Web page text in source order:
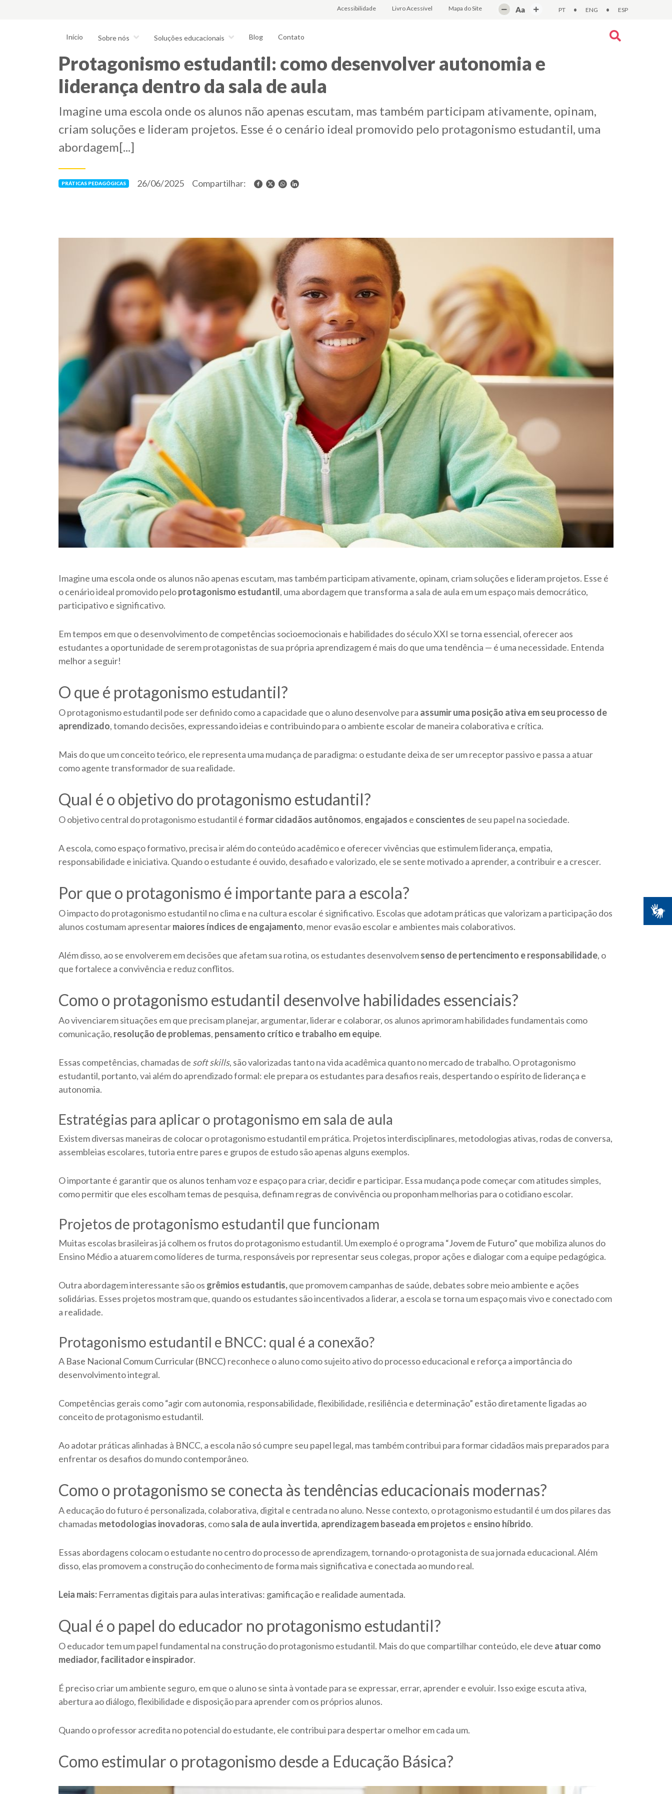
Acessibilidade Livro Acessível Mapa do Site Aa PT • ENG • ESP
Início Sobre nós Soluções educacionais Blog Contato
Protagonismo estudantil: como desenvolver autonomia e
liderança dentro da sala de aula
Imagine uma escola onde os alunos não apenas escutam, mas também participam ativamente, opinam,
criam soluções e lideram projetos. Esse é o cenário ideal promovido pelo protagonismo estudantil, uma
abordagem[...]
PRÁTICAS PEDAGÓGICAS 26/06/2025 Compartilhar:
Imagine uma escola onde os alunos não apenas escutam, mas também participam ativamente, opinam, criam soluções e lideram projetos. Esse é
o cenário ideal promovido peloprotagonismo estudantil, uma abordagem que transforma a sala de aula em um espaço mais democrático,
participativo e significativo.
Em tempos em que o desenvolvimento de competências socioemocionais e habilidades do século XXI se torna essencial, oferecer aos
estudantes a oportunidade de serem protagonistas de sua própria aprendizagem é mais do que uma tendência — é uma necessidade. Entenda
melhor a seguir!
O que é protagonismo estudantil?
O protagonismo estudantil pode ser definido como a capacidade que o aluno desenvolve para assumir uma posição ativa em seu processo de
aprendizado, tomando decisões, expressando ideias e contribuindo para o ambiente escolar de maneira colaborativa e crítica.
Mais do que um conceito teórico, ele representa uma mudança de paradigma: o estudante deixa de ser um receptor passivo e passa a atuar
como agente transformador de sua realidade.
Qual é o objetivo do protagonismo estudantil?
O objetivo central do protagonismo estudantil é formar cidadãos autônomos, engajados e conscientes de seu papel na sociedade.
A escola, como espaço formativo, precisa ir além do conteúdo acadêmico e oferecer vivências que estimulem liderança, empatia,
responsabilidade e iniciativa. Quando o estudante é ouvido, desafiado e valorizado, ele se sente motivado a aprender, a contribuir e a crescer.
Por que o protagonismo é importante para a escola?
O impacto do protagonismo estudantil no clima e na cultura escolar é significativo. Escolas que adotam práticas que valorizam a participação dos
alunos costumam apresentarmaiores índices de engajamento, menor evasão escolar e ambientes mais colaborativos.
Além disso, ao se envolverem em decisões que afetam sua rotina, os estudantes desenvolvemsenso de pertencimento e responsabilidade, o
que fortalece a convivência e reduz conflitos.
Como o protagonismo estudantil desenvolve habilidades essenciais?
Ao vivenciarem situações em que precisam planejar, argumentar, liderar e colaborar, os alunos aprimoram habilidades fundamentais como
comunicação, resolução de problemas, pensamento crítico e trabalho em equipe.
Essas competências, chamadas de soft skills, são valorizadas tanto na vida acadêmica quanto no mercado de trabalho. O protagonismo
estudantil, portanto, vai além do aprendizado formal: ele prepara os estudantes para desafios reais, despertando o espírito de liderança e
autonomia.
Estratégias para aplicar o protagonismo em sala de aula
Existem diversas maneiras de colocar o protagonismo estudantil em prática. Projetos interdisciplinares, metodologias ativas, rodas de conversa,
assembleias escolares, tutoria entre pares e grupos de estudo são apenas alguns exemplos.
O importante é garantir que os alunos tenham voz e espaço para criar, decidir e participar. Essa mudança pode começar com atitudes simples,
como permitir que eles escolham temas de pesquisa, definam regras de convivência ou proponham melhorias para o cotidiano escolar.
Projetos de protagonismo estudantil que funcionam
Muitas escolas brasileiras já colhem os frutos do protagonismo estudantil. Um exemplo é o programa “Jovem de Futuro” que mobiliza alunos do
Ensino Médio a atuarem como líderes de turma, responsáveis por representar seus colegas, propor ações e dialogar com a equipe pedagógica.
Outra abordagem interessante são os grêmios estudantis,que promovem campanhas de saúde, debates sobre meio ambiente e ações
solidárias. Esses projetos mostram que, quando os estudantes são incentivados a liderar, a escola se torna um espaço mais vivo e conectado com
a realidade.
Protagonismo estudantil e BNCC: qual é a conexão?
A Base Nacional Comum Curricular (BNCC) reconhece o aluno como sujeito ativo do processo educacional e reforça a importância do
desenvolvimento integral.
Competências gerais como “agir com autonomia, responsabilidade, flexibilidade, resiliência e determinação” estão diretamente ligadas ao
conceito de protagonismo estudantil.
Ao adotar práticas alinhadas à BNCC, a escola não só cumpre seu papel legal, mas também contribui para formar cidadãos mais preparados para
enfrentar os desafios do mundo contemporâneo.
Como o protagonismo se conecta às tendências educacionais modernas?
A educação do futuro é personalizada, colaborativa, digital e centrada no aluno. Nesse contexto, o protagonismo estudantil é um dos pilares das
chamadas metodologias inovadoras, comosala de aula invertida, aprendizagem baseada em projetos e ensino híbrido.
Essas abordagens colocam o estudante no centro do processo de aprendizagem, tornando-o protagonista de sua jornada educacional. Além
disso, elas promovem a construção do conhecimento de forma mais significativa e conectada ao mundo real.
Leia mais: Ferramentas digitais para aulas interativas: gamificação e realidade aumentada.
Qual é o papel do educador no protagonismo estudantil?
O educador tem um papel fundamental na construção do protagonismo estudantil. Mais do que compartilhar conteúdo, ele deve atuar como
mediador, facilitador e inspirador.
É preciso criar um ambiente seguro, em que o aluno se sinta à vontade para se expressar, errar, aprender e evoluir. Isso exige escuta ativa,
abertura ao diálogo, flexibilidade e disposição para aprender com os próprios alunos.
Quando o professor acredita no potencial do estudante, ele contribui para despertar o melhor em cada um.
Como estimular o protagonismo desde a Educação Básica?